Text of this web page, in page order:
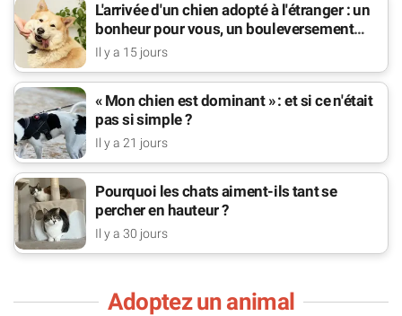
L'arrivée d'un chien adopté à l'étranger : un
bonheur pour vous, un bouleversement
pour lui
Il y a 15 jours
« Mon chien est dominant » : et si ce n'était
pas si simple ?
Il y a 21 jours
Pourquoi les chats aiment-ils tant se
percher en hauteur ?
Il y a 30 jours
Adoptez un animal